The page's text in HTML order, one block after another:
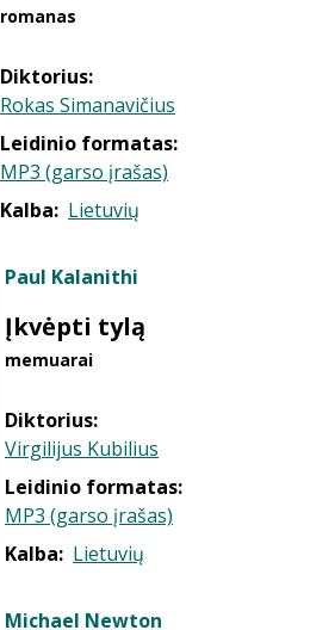
romanas
Diktorius:
Rokas Simanavičius
Leidinio formatas:
MP3 (garso įrašas)
Kalba: Lietuvių
Paul Kalanithi
Įkvėpti tylą
memuarai
Diktorius:
Virgilijus Kubilius
Leidinio formatas:
MP3 (garso įrašas)
Kalba: Lietuvių
Michael Newton